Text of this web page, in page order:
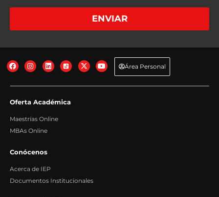
interesado.+info
Destinatarios: No se comunican los datos salvo por obligación legal.
tal y como explicamos en la información adicional.+info
sobre Protección de Datos en nuestra página web:+info
ENVIAR
Área Personal
Oferta Académica
Maestrías Online
MBAs Online
Conócenos
Acerca de IEP
Documentos Institucionales